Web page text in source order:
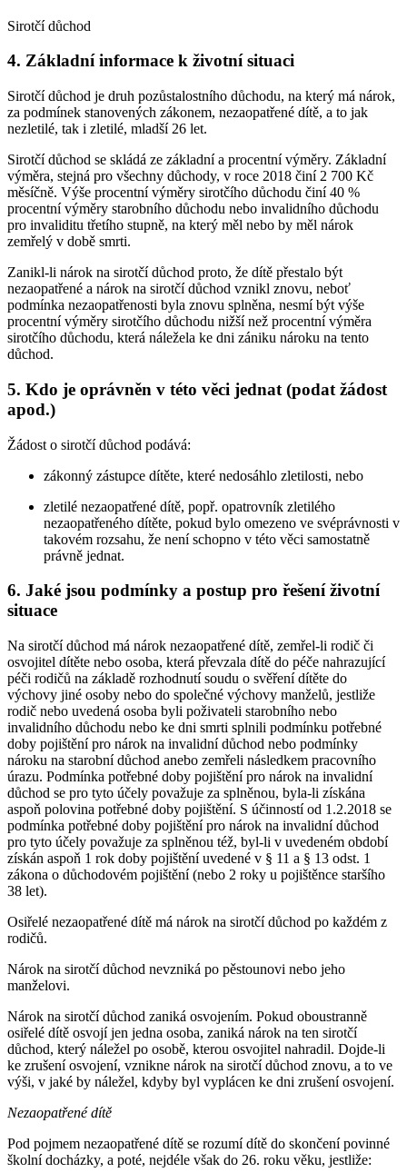
Sirotčí důchod
4. Základní informace k životní situaci
Sirotčí důchod je druh pozůstalostního důchodu, na který má nárok,
za podmínek stanovených zákonem, nezaopatřené dítě, a to jak
nezletilé, tak i zletilé, mladší 26 let.
Sirotčí důchod se skládá ze základní a procentní výměry. Základní
výměra, stejná pro všechny důchody, v roce 2018 činí 2 700 Kč
měsíčně. Výše procentní výměry sirotčího důchodu činí 40 %
procentní výměry starobního důchodu nebo invalidního důchodu
pro invaliditu třetího stupně, na který měl nebo by měl nárok
zemřelý v době smrti.
Zanikl-li nárok na sirotčí důchod proto, že dítě přestalo být
nezaopatřené a nárok na sirotčí důchod vznikl znovu, neboť
podmínka nezaopatřenosti byla znovu splněna, nesmí být výše
procentní výměry sirotčího důchodu nižší než procentní výměra
sirotčího důchodu, která náležela ke dni zániku nároku na tento
důchod.
5. Kdo je oprávněn v této věci jednat (podat žádost
apod.)
Žádost o sirotčí důchod podává:
zákonný zástupce dítěte, které nedosáhlo zletilosti, nebo
zletilé nezaopatřené dítě, popř. opatrovník zletilého
nezaopatřeného dítěte, pokud bylo omezeno ve svéprávnosti v
takovém rozsahu, že není schopno v této věci samostatně
právně jednat.
6. Jaké jsou podmínky a postup pro řešení životní
situace
Na sirotčí důchod má nárok nezaopatřené dítě, zemřel-li rodič či
osvojitel dítěte nebo osoba, která převzala dítě do péče nahrazující
péči rodičů na základě rozhodnutí soudu o svěření dítěte do
výchovy jiné osoby nebo do společné výchovy manželů, jestliže
rodič nebo uvedená osoba byli poživateli starobního nebo
invalidního důchodu nebo ke dni smrti splnili podmínku potřebné
doby pojištění pro nárok na invalidní důchod nebo podmínky
nároku na starobní důchod anebo zemřeli následkem pracovního
úrazu. Podmínka potřebné doby pojištění pro nárok na invalidní
důchod se pro tyto účely považuje za splněnou, byla-li získána
aspoň polovina potřebné doby pojištění. S účinností od 1.2.2018 se
podmínka potřebné doby pojištění pro nárok na invalidní důchod
pro tyto účely považuje za splněnou též, byl-li v uvedeném období
získán aspoň 1 rok doby pojištění uvedené v § 11 a § 13 odst. 1
zákona o důchodovém pojištění (nebo 2 roky u pojištěnce staršího
38 let).
Osiřelé nezaopatřené dítě má nárok na sirotčí důchod po každém z
rodičů.
Nárok na sirotčí důchod nevzniká po pěstounovi nebo jeho
manželovi.
Nárok na sirotčí důchod zaniká osvojením. Pokud oboustranně
osiřelé dítě osvojí jen jedna osoba, zaniká nárok na ten sirotčí
důchod, který náležel po osobě, kterou osvojitel nahradil. Dojde-li
ke zrušení osvojení, vznikne nárok na sirotčí důchod znovu, a to ve
výši, v jaké by náležel, kdyby byl vyplácen ke dni zrušení osvojení.
Nezaopatřené dítě
Pod pojmem nezaopatřené dítě se rozumí dítě do skončení povinné
školní docházky, a poté, nejdéle však do 26. roku věku, jestliže: